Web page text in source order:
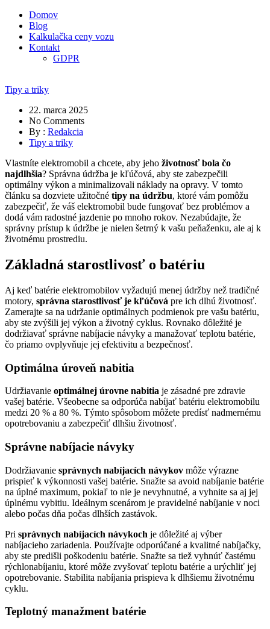
Domov
Blog
Kalkulačka ceny vozu
Kontakt
GDPR
Tipy a triky
22. marca 2025
No Comments
By : Redakcia
Tipy a triky
Vlastníte elektromobil a chcete, aby jeho životnosť bola čo
najdlhšia? Správna údržba je kľúčová, aby ste zabezpečili
optimálny výkon a minimalizovali náklady na opravy. V tomto
článku sa dozviete užitočné tipy na údržbu, ktoré vám pomôžu
zabezpečiť, že váš elektromobil bude fungovať bez problémov a
dodá vám radostné jazdenie po mnoho rokov. Nezabúdajte, že
správny prístup k údržbe je nielen šetrný k vašu peňaženku, ale aj k
životnému prostrediu.
Základná starostlivosť o batériu
Aj keď batérie elektromobilov vyžadujú menej údržby než tradičné
motory, správna starostlivosť je kľúčová pre ich dlhú životnosť.
Zamerajte sa na udržanie optimálnych podmienok pre vašu batériu,
aby ste zvýšili jej výkon a životný cyklus. Rovnako dôležité je
dodržiavať správne nabíjacie návyky a manažovať teplotu batérie,
čo priamo ovplyvňuje jej efektivitu a bezpečnosť.
Optimálna úroveň nabitia
Udržiavanie optimálnej úrovne nabitia je zásadné pre zdravie
vašej batérie. Všeobecne sa odporúča nabíjať batériu elektromobilu
medzi 20 % a 80 %. Týmto spôsobom môžete predísť nadmernému
opotrebovaniu a zabezpečiť dlhšiu životnosť.
Správne nabíjacie návyky
Dodržiavanie správnych nabíjacích návykov môže výrazne
prispieť k výkonnosti vašej batérie. Snažte sa avoid nabíjanie batérie
na úplné maximum, pokiaľ to nie je nevyhnutné, a vyhnite sa aj jej
úplnému vybitiu. Ideálnym scenárom je pravidelné nabíjanie v noci
alebo počas dňa počas dlhších zastávok.
Pri správnych nabíjacích návykoch je dôležité aj výber
nabíjacieho zariadenia. Používajte odporúčané a kvalitné nabíjačky,
aby ste predišli poškodeniu batérie. Snažte sa tiež vyhnúť častému
rýchlonabíjaniu, ktoré môže zvyšovať teplotu batérie a urýchliť jej
opotrebovanie. Stabilita nabíjania prispieva k dlhšiemu životnému
cyklu.
Teplotný manažment batérie